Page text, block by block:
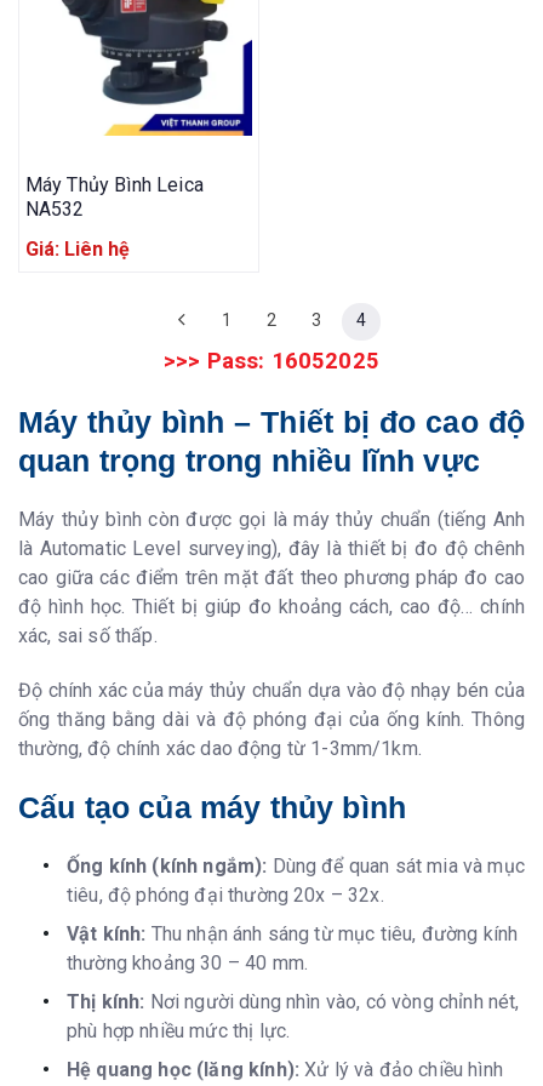
Máy Thủy Bình Leica
NA532
Giá: Liên hệ
1 2 3 4
>>> Pass: 16052025
Máy thủy bình – Thiết bị đo cao độ
quan trọng trong nhiều lĩnh vực
Máy thủy bình còn được gọi là máy thủy chuẩn (tiếng Anh
là Automatic Level surveying), đây là thiết bị đo độ chênh
cao giữa các điểm trên mặt đất theo phương pháp đo cao
độ hình học. Thiết bị giúp đo khoảng cách, cao độ… chính
xác, sai số thấp.
Độ chính xác của máy thủy chuẩn dựa vào độ nhạy bén của
ống thăng bằng dài và độ phóng đại của ống kính. Thông
thường, độ chính xác dao động từ 1-3mm/1km.
Cấu tạo của máy thủy bình
Ống kính (kính ngắm): Dùng để quan sát mia và mục
tiêu, độ phóng đại thường 20x – 32x.
Vật kính: Thu nhận ánh sáng từ mục tiêu, đường kính
thường khoảng 30 – 40 mm.
Thị kính: Nơi người dùng nhìn vào, có vòng chỉnh nét,
phù hợp nhiều mức thị lực.
Hệ quang học (lăng kính): Xử lý và đảo chiều hình